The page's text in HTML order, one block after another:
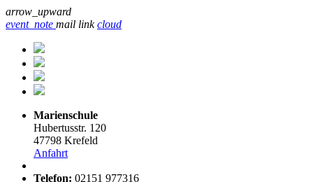
arrow_upward
event_note mail link cloud
Marienschule
Hubertusstr. 120
47798 Krefeld
Anfahrt
Telefon: 02151 977316